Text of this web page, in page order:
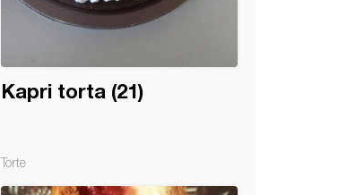
Kapri torta (21)
Torte